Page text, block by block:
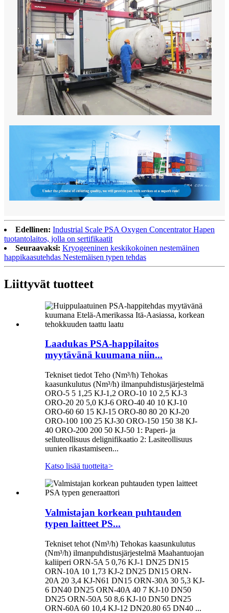
Edellinen: Industrial Scale PSA Oxygen Concentrator Hapen
tuotantolaitos, jolla on sertifikaatit
Seuraavaksi: Kryogeeninen keskikokoinen nestemäinen
happikaasutehdas Nestemäisen typen tehdas
Liittyvät tuotteet
Laadukas PSA-happilaitos
myytävänä kuumana niin...
Tekniset tiedot Teho (Nm³/h) Tehokas
kaasunkulutus (Nm³/h) ilmanpuhdistusjärjestelmä
ORO-5 5 1,25 KJ-1,2 ORO-10 10 2,5 KJ-3
ORO-20 20 5,0 KJ-6 ORO-40 40 10 KJ-10
ORO-60 60 15 KJ-15 ORO-80 80 20 KJ-20
ORO-100 100 25 KJ-30 ORO-150 150 38 KJ-
40 ORO-200 200 50 KJ-50 1: Paperi- ja
selluteollisuus delignifikaatio 2: Lasiteollisuus
uunien rikastamiseen...
Katso lisää tuotteita>
Valmistajan korkean puhtauden
typen laitteet PS...
Tekniset tehot (Nm³/h) Tehokas kaasunkulutus
(Nm³/h) ilmanpuhdistusjärjestelmä Maahantuojan
kaliiperi ORN-5A 5 0,76 KJ-1 DN25 DN15
ORN-10A 10 1,73 KJ-2 DN25 DN15 ORN-
20A 20 3,4 KJ-N61 DN15 ORN-30A 30 5,3 KJ-
6 DN40 DN25 ORN-40A 40 7 KJ-10 DN50
DN25 ORN-50A 50 8,6 KJ-10 DN50 DN25
ORN-60A 60 10,4 KJ-12 DN20.80 65 DN40 ...